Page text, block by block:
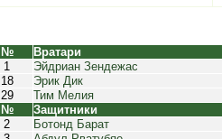
№
Вратари
1
Эйдриан Зендежас
18
Эрик Дик
29
Тим Мелия
№
Защитники
2
Ботонд Барат